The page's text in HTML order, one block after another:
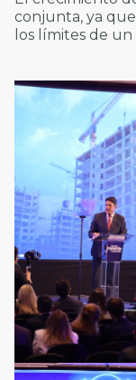
conjunta, ya
los límites de